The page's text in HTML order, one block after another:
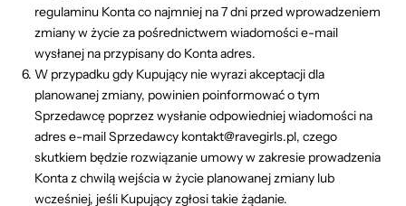
regulaminu Konta co najmniej na 7 dni przed wprowadzeniem
zmiany w życie za pośrednictwem wiadomości e-mail
wysłanej na przypisany do Konta adres.
W przypadku gdy Kupujący nie wyrazi akceptacji dla
planowanej zmiany, powinien poinformować o tym
Sprzedawcę poprzez wysłanie odpowiedniej wiadomości na
adres e-mail Sprzedawcy kontakt@ravegirls.pl, czego
skutkiem będzie rozwiązanie umowy w zakresie prowadzenia
Konta z chwilą wejścia w życie planowanej zmiany lub
wcześniej, jeśli Kupujący zgłosi takie żądanie.